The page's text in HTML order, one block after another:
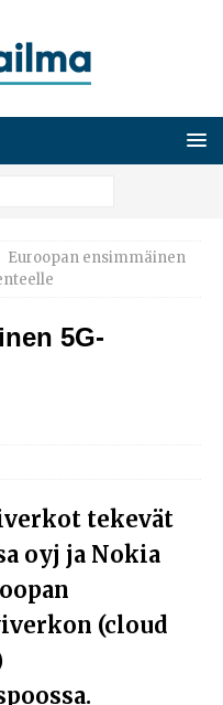
Euroopan ensimmäinen
5G-
tekevät
oyj ja Nokia
(cloud